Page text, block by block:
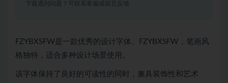
下载遇到问题？可联系客服或留言反馈
FZYBXSFW是一款优秀的设计字体。FZYBXSFW，笔画风
格独特，适合多种设计场景使用。
该字体保持了良好的可读性的同时，兼具装饰性和艺术